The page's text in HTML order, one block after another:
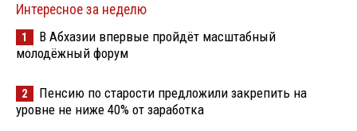
Интересное за неделю
1
В Абхазии впервые пройдёт масштабный
молодёжный форум
2
Пенсию по старости предложили закрепить на
уровне не ниже 40% от заработка